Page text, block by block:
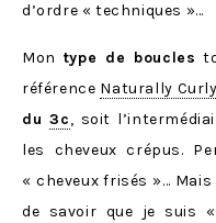
d’ordre « techniques »…
Mon type de boucles
référence Naturally Curly
du3c, soit
les cheveux crépus.
« cheveux frisés »…
de savoir que je suis